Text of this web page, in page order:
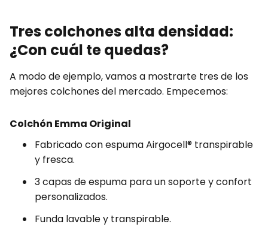
Tres colchones alta densidad:
¿Con cuál te quedas?
A modo de ejemplo, vamos a mostrarte tres de los
mejores colchones del mercado. Empecemos:
Colchón Emma Original
Fabricado con espuma Airgocell® transpirable
y fresca.
3 capas de espuma para un soporte y confort
personalizados.
Funda lavable y transpirable.